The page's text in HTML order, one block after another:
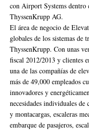
con Airport Systems dentro
ThyssenKrupp AG.
El área de negocio de
globales de los sistemas de
ThyssenKrupp. Con unas
fiscal 2012/2013 y clientes
una de las compañías de
más de 49,000 empleados
innovadores y
necesidades individuales de
y montacargas, escaleras
embarque de pasajeros,